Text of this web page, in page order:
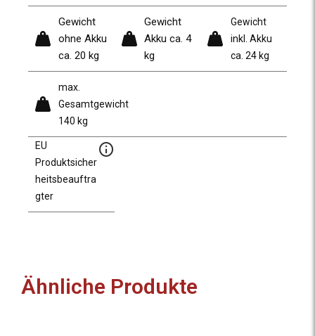
Gewicht
ohne Akku
ca. 20 kg
Gewicht
Akku ca. 4
kg
Gewicht
inkl. Akku
ca. 24 kg
max.
Gesamtgewicht
140 kg
EU
Produktsicher
heitsbeauftra
gter
Ähnliche Produkte